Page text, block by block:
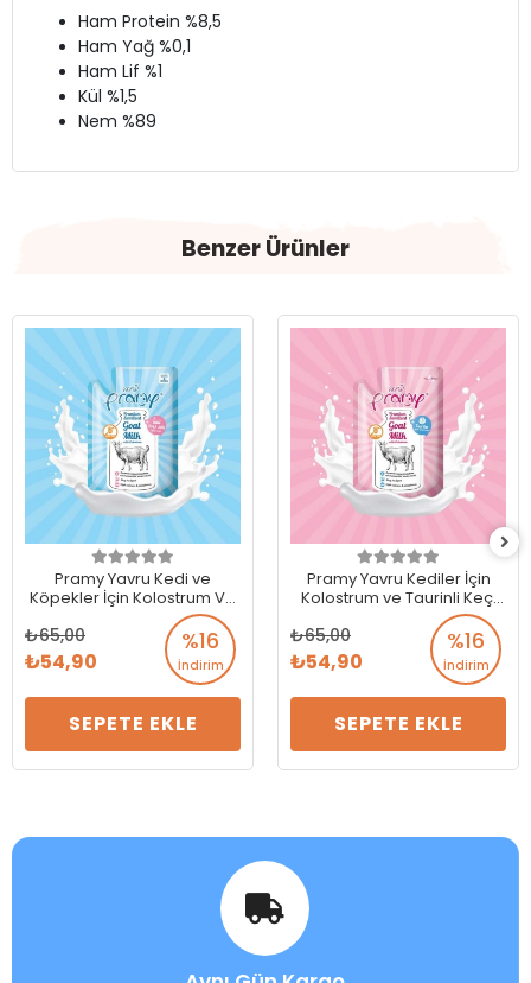
Ham Protein %8,5
Ham Yağ %0,1
Ham Lif %1
Kül %1,5
Nem %89
Benzer Ürünler
Pramy Yavru Kedi ve
Köpekler İçin Kolostrum Ve
Arı Sütlü Keçi Sütü 60 Gr
%16
İndirim
65,00
54,90
SEPETE EKLE
Pramy Yavru Kediler İçin
Kolostrum ve Taurinli Keçi
%16
İndirim
65,00
54,90
SEPETE EKLE